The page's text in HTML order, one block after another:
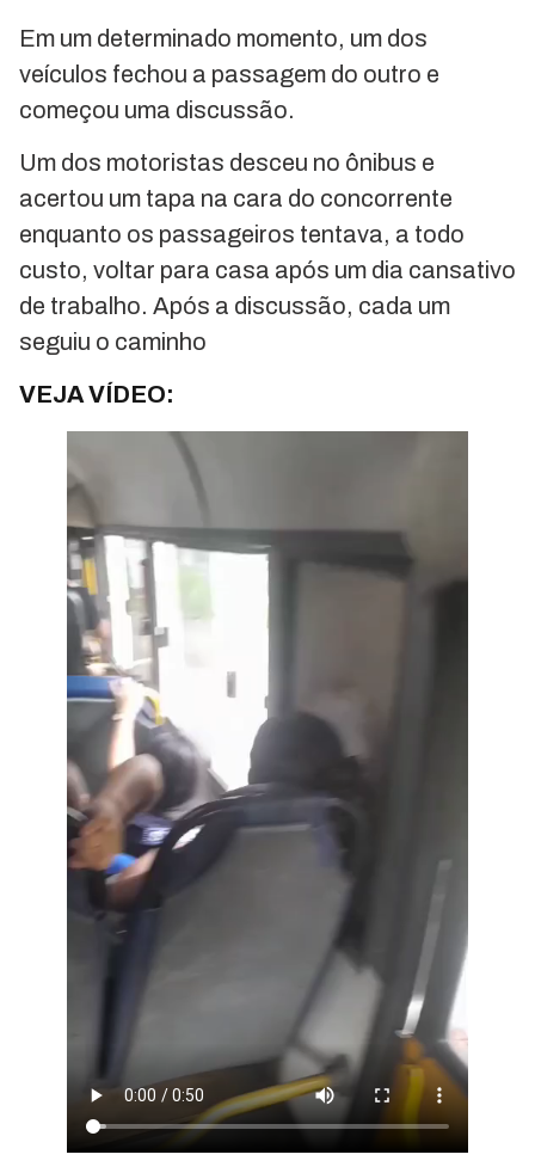
Em um determinado momento, um dos
veículos fechou a passagem do outro e
começou uma discussão.
Um dos motoristas desceu no ônibus e
acertou um tapa na cara do concorrente
enquanto os passageiros tentava, a todo
custo, voltar para casa após um dia cansativo
de trabalho. Após a discussão, cada um
seguiu o caminho
VEJA VÍDEO: